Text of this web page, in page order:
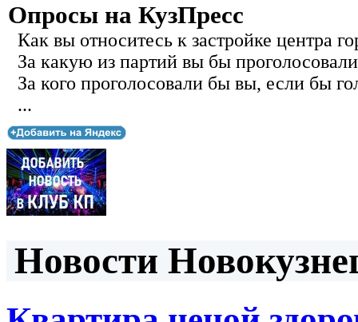
Опросы на КузПресс
Как вы относитесь к застройке центра
За какую из партий вы бы
За кого проголосовали бы вы, если бы
...
Новости